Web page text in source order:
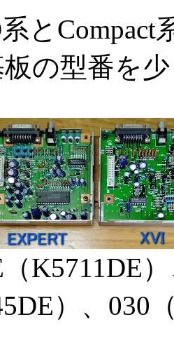
と
の型番を
K5711DE
）、030